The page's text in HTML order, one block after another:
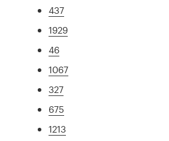
437
1929
46
1067
327
675
1213